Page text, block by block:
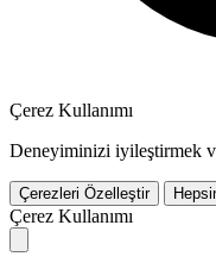
Çerez Kullanımı
Deneyiminizi iyileştirmek
Çerezleri Özelleştir
Çerez Kullanımı